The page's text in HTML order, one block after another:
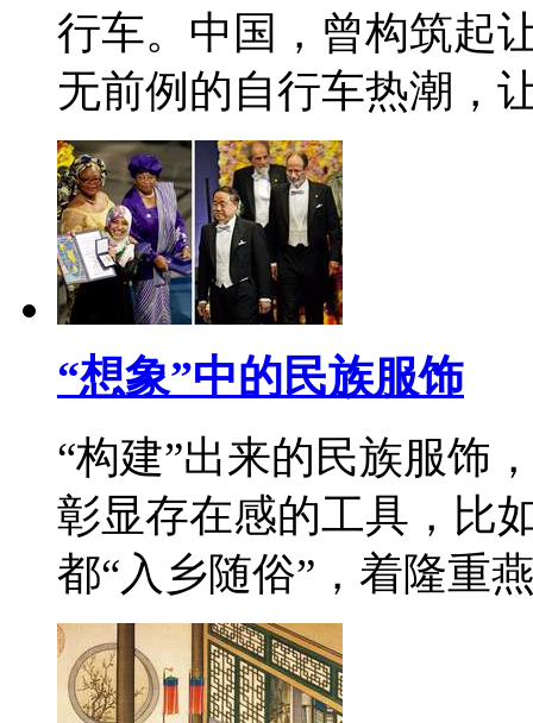
行车。中国，曾构筑起
无前例的自行车热潮
“想象”中的民族服饰
“构建”出来的民族服饰
彰显存在感的工具，比
都“入乡随俗”，着隆